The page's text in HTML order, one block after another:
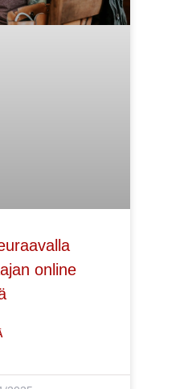
online